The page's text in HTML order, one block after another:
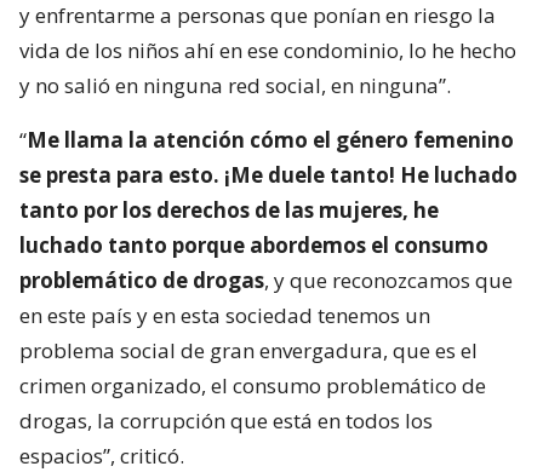
y enfrentarme a personas que ponían en riesgo la
vida de los niños ahí en ese condominio, lo he hecho
y no salió en ninguna red social, en ninguna”.
“Me llama la atención cómo el género femenino
se presta para esto. ¡Me duele tanto! He luchado
tanto por los derechos de las mujeres, he
luchado tanto porque abordemos el consumo
problemático de drogas, y que reconozcamos que
en este país y en esta sociedad tenemos un
problema social de gran envergadura, que es el
crimen organizado, el consumo problemático de
drogas, la corrupción que está en todos los
espacios”, criticó.